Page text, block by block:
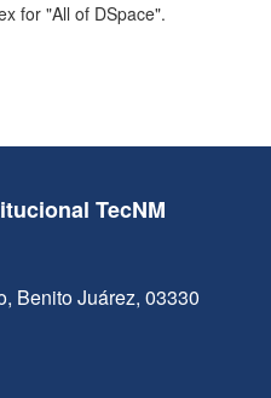
for "All of DSpace".
TecNM
Benito Juárez, 03330